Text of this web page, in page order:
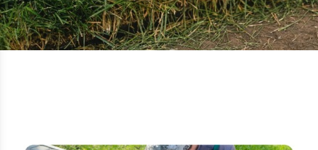
ExtraServices.